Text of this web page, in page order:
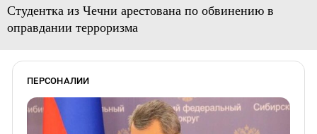
Студентка из Чечни арестована по обвинению в
оправдании терроризма
ПЕРСОНАЛИИ